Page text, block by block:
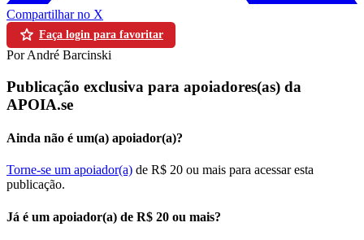
Compartilhar no X
Faça login para favoritar
Por André Barcinski
Publicação exclusiva para apoiadores(as) da
APOIA.se
Ainda não é um(a) apoiador(a)?
Torne-se um apoiador(a) de R$ 20 ou mais para acessar esta
publicação.
Já é um apoiador(a) de R$ 20 ou mais?